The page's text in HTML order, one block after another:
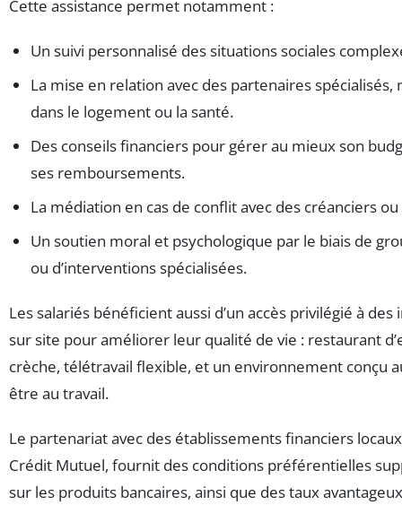
Cette assistance permet notamment :
Un suivi personnalisé des situations sociales
La mise en relation avec des partenaires
dans le logement ou la santé.
Des conseils financiers pour gérer au mieux son
ses remboursements.
La médiation en cas de conflit avec des créanciers
Un soutien moral et psychologique par le biais de
ou d’interventions spécialisées.
Les salariés bénéficient aussi d’un accès privilégié à
sur site pour améliorer leur qualité de vie : restaurant
crèche, télétravail flexible, et un environnement conçu
être au travail.
Le partenariat avec des établissements financiers
Crédit Mutuel, fournit des conditions préférentielles
sur les produits bancaires, ainsi que des taux